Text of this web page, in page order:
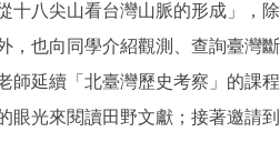
十八尖山看台灣山脈的形成」，除
，也向同學介紹觀測、查詢臺灣斷
師延續「北臺灣歷史考察」的課程
眼光來閱讀田野文獻；接著邀請到